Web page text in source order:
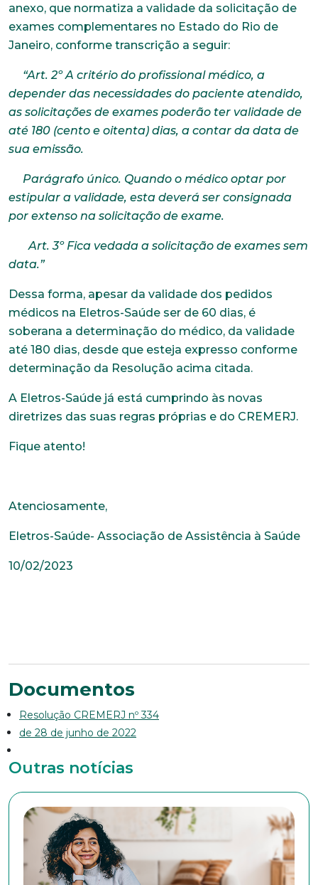
anexo, que normatiza a validade da solicitação de
exames complementares no Estado do Rio de
Janeiro, conforme transcrição a seguir:
“Art. 2º A critério do profissional médico, a
depender das necessidades do paciente atendido,
as solicitações de exames poderão ter validade de
até 180 (cento e oitenta) dias, a contar da data de
sua emissão.
Parágrafo único. Quando o médico optar por
estipular a validade, esta deverá ser consignada
por extenso na solicitação de exame.
Art. 3º Fica vedada a solicitação de exames sem
data.”
Dessa forma, apesar da validade dos pedidos
médicos na Eletros-Saúde ser de 60 dias, é
soberana a determinação do médico, da validade
até 180 dias, desde que esteja expresso conforme
determinação da Resolução acima citada.
A Eletros-Saúde já está cumprindo às novas
diretrizes das suas regras próprias e do CREMERJ.
Fique atento!
Atenciosamente,
Eletros-Saúde- Associação de Assistência à Saúde
10/02/2023
Documentos
Resolução CREMERJ nº 334
de 28 de junho de 2022
Outras notícias
Trabalhe conosco
Faça parte de uma instituição sólida, ética e
colaboradores. Preencha todos os dados abaixo e
anexe seu currículo.
*Campos obrigatórios
Nome completo*